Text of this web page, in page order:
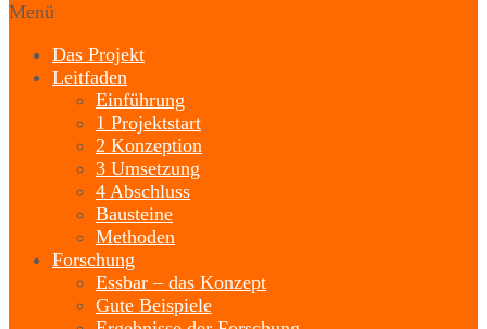
Menü
Das Projekt
Leitfaden
Einführung
1 Projektstart
2 Konzeption
3 Umsetzung
4 Abschluss
Bausteine
Methoden
Forschung
Essbar – das Konzept
Gute Beispiele